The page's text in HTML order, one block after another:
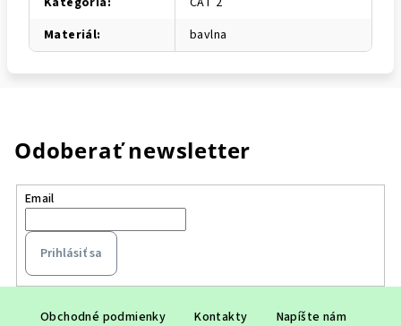
Materiál: bavlna
Odoberať newsletter
Email
Prihlásiť sa
Obchodné podmienky Kontakty
Napíšte nám